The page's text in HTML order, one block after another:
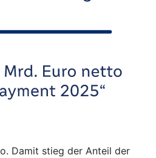
Damit stieg der Anteil der